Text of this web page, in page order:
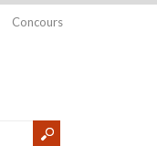
Concours